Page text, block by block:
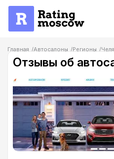
Главная Автосалоны Регионы
Отзывы на автосалоны в Челябинске
Отзывы об